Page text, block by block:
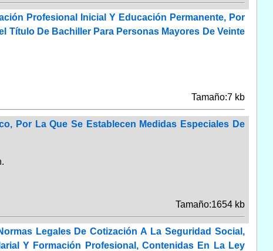
Profesional Inicial Y Educación Permanente, Por
Título De Bachiller Para Personas Mayores De Veinte
Tamaño:7 kb
Por La Que Se Establecen Medidas Especiales De
Tamaño:1654 kb
Legales De Cotización A La Seguridad Social,
Y Formación Profesional, Contenidas En La Ley